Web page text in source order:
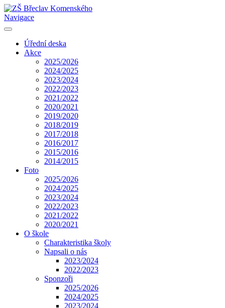
Navigace
Úřední deska
Akce
2025/2026
2024/2025
2023/2024
2022/2023
2021/2022
2020/2021
2019/2020
2018/2019
2017/2018
2016/2017
2015/2016
2014/2015
Foto
2025/2026
2024/2025
2023/2024
2022/2023
2021/2022
2020/2021
O škole
Charakteristika školy
Napsali o nás
2023/2024
2022/2023
Sponzoři
2025/2026
2024/2025
2023/2024